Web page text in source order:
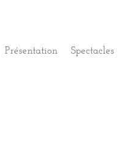
Présentation Spectacles